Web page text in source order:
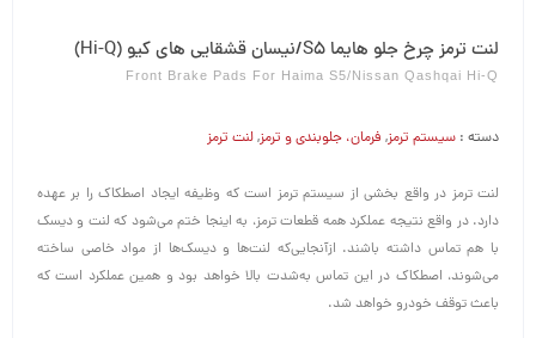
لنت ترمز چرخ جلو هایما S5/نیسان قشقایی های کیو (Hi-Q)
Front Brake Pads For Haima S5/Nissan Qashqai Hi-Q
دسته : سیستم ترمز, فرمان،‌ جلوبندی و ترمز,لنت ترمز
لنت ترمز در واقع بخشی از سیستم ترمز است که وظیفه ایجاد اصطکاک را بر عهده
دارد. در واقع نتیجه عملکرد همه قطعات ترمز، به اینجا ختم می‌شود که لنت و دیسک
با هم تماس داشته باشند. ازآنجایی‌که لنت‌ها و دیسک‌ها از مواد خاصی ساخته
می‌شوند، اصطکاک در این تماس به‌شدت بالا خواهد بود و همین عملکرد است که
باعث توقف خودرو خواهد شد.